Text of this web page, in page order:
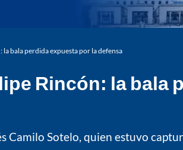
la bala perdida expuesta por la defensa
Rincón: la bala
Camilo Sotelo, quien estuvo